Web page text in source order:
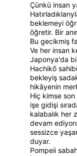
Çünkü insan
beklemeyi
öğretir. Bir
Bu gecikmiş
Ve her insan
Japonya'da
Hachikō
bekleyiş
hikâyenin
Hiç kimse
işe gidişi
kalabalık her
devam
sessizce
duyar.
Pompeii